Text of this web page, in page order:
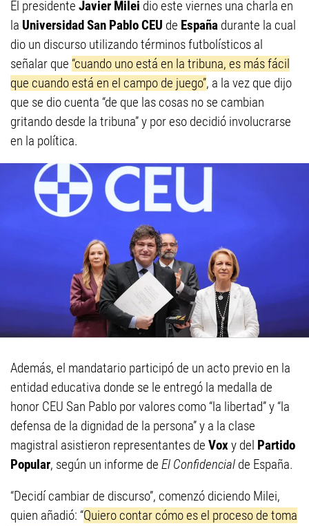
El presidente Javier Milei dio este viernes una charla en
la Universidad San Pablo CEU de España durante la cual
dio un discurso utilizando términos futbolísticos al
señalar que “cuando uno está en la tribuna, es más fácil
que cuando está en el campo de juego”, a la vez que dijo
que se dio cuenta “de que las cosas no se cambian
gritando desde la tribuna” y por eso decidió involucrarse
en la política.
Además, el mandatario participó de un acto previo en la
entidad educativa donde se le entregó la medalla de
honor CEU San Pablo por valores como “la libertad” y “la
defensa de la dignidad de la persona” y a la clase
magistral asistieron representantes de Voxy del Partido
Popular, según un informe de El Confidencial de España.
“Decidí cambiar de discurso”, comenzó diciendo Milei,
quien añadió: “Quiero contar cómo es el proceso de toma